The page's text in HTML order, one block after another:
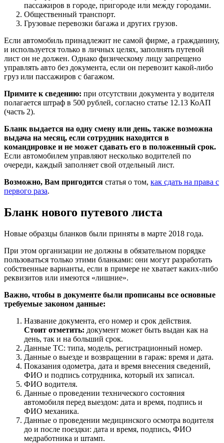
пассажиров в городе, пригороде или между городами.
Общественный транспорт.
Грузовые перевозки багажа и других грузов.
Если автомобиль принадлежит не самой фирме, а гражданину,
и используется только в личных целях, заполнять путевой
лист он не должен. Однако физическому лицу запрещено
управлять авто без документа, если он перевозит какой-либо
груз или пассажиров с багажом.
Примите к сведению: при отсутствии документа у водителя
полагается штраф в 500 рублей, согласно статье 12.13 КоАП
(часть 2).
Бланк выдается на одну смену или день, также возможна
выдача на месяц, если сотрудник находится в
командировке и не может сдавать его в положенный срок.
Если автомобилем управляют несколько водителей по
очереди, каждый заполняет свой отдельный лист.
Возможно, Вам пригодится статья о том, как сдать на права с
первого раза.
Бланк нового путевого листа
Новые образцы бланков были приняты в марте 2018 года.
При этом организации не должны в обязательном порядке
пользоваться только этими бланками: они могут разработать
собственные варианты, если в примере не хватает каких-либо
реквизитов или имеются «лишние».
Важно, чтобы в документе были прописаны все основные
требуемые законом данные:
Название документа, его номер и срок действия.
Стоит отметить: документ может быть выдан как на
день, так и на больший срок.
Данные ТС: типа, модель, регистрационный номер.
Данные о выезде и возвращении в гараж: время и дата.
Показания одометра, дата и время внесения сведений,
ФИО и подпись сотрудника, который их записал.
ФИО водителя.
Данные о проведении технического состояния
автомобиля перед выездом: дата и время, подпись и
ФИО механика.
Данные о проведении медицинского осмотра водителя
до и после поездки: дата и время, подпись, ФИО
медработника и штамп.